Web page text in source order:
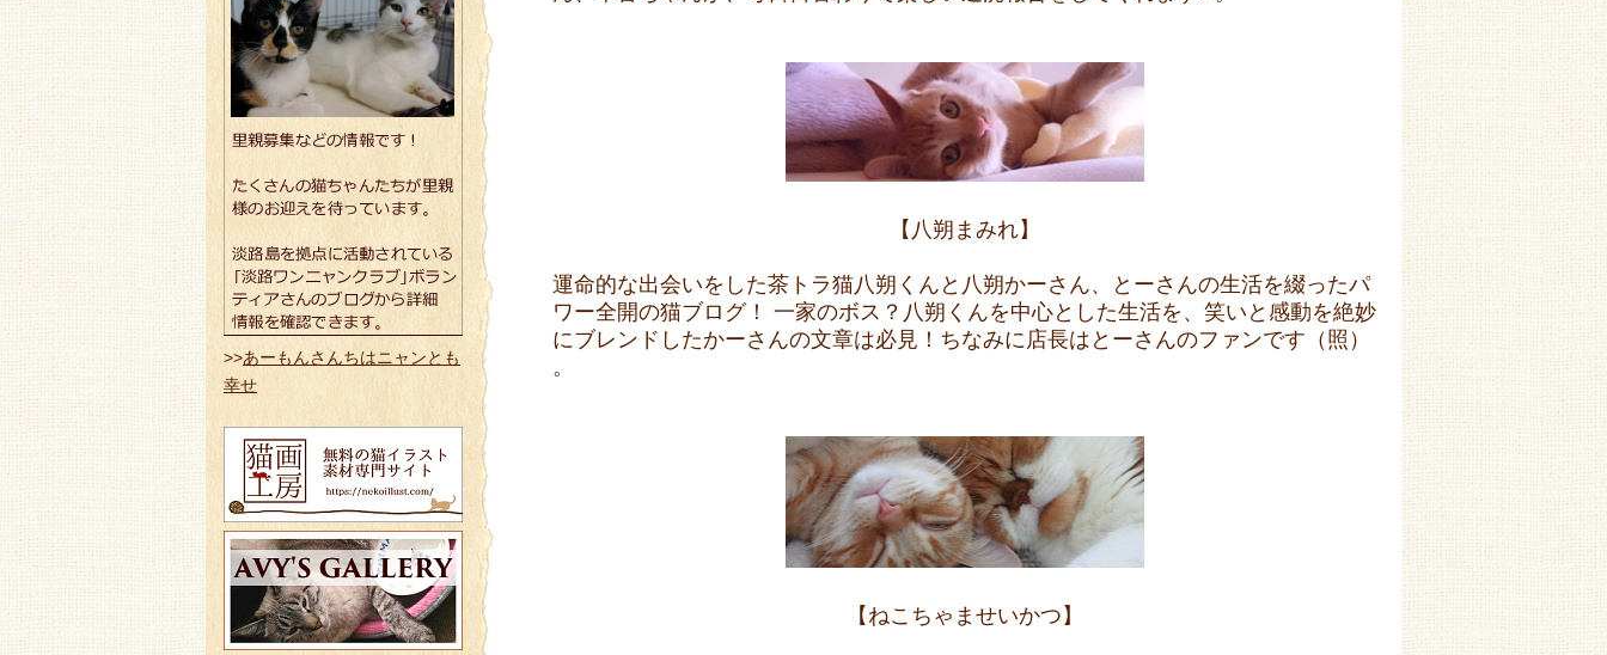
【八朔まみれ】
運命的な出会いをした茶トラ猫八朔くんと八朔かーさん、とーさんの生活を綴ったパ
ワー全開の猫ブログ！ 一家のボス？八朔くんを中心とした生活を、笑いと感動を絶妙
にブレンドしたかーさんの文章は必見！ちなみに店長はとーさんのファンです（照）
。
【ねこちゃませいかつ】
>>あーもんさんちはニャンとも
幸せ